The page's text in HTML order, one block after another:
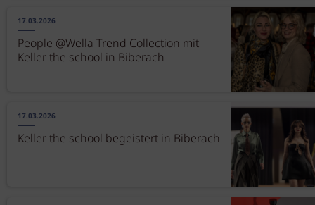
17.03.2026
People @Wella Trend Collection mit
Keller the school in Biberach
17.03.2026
Keller the school begeistert in Biberach